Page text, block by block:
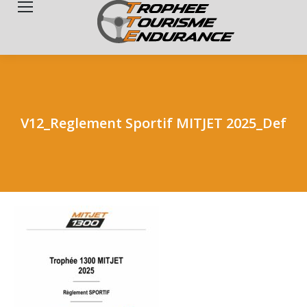
V12_Reglement Sportif MITJET 2025_Def